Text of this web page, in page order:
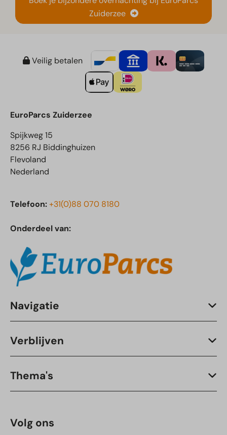
Zuiderzee
Veilig betalen
EuroParcs Zuiderzee
Spijkweg 15
8256 RJ Biddinghuizen
Flevoland
Nederland
Telefoon:+31(0)88 070 8180
Onderdeel van:
Navigatie
Verblijven
Thema's
Volg ons